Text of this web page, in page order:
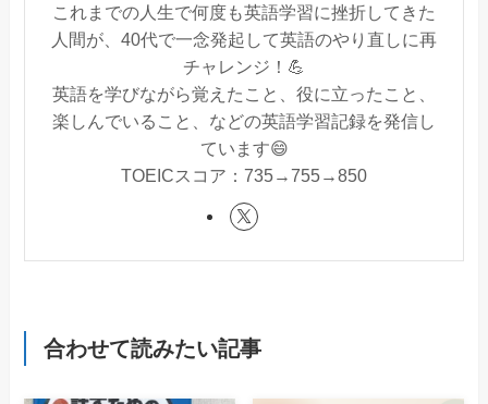
これまでの人生で何度も英語学習に挫折してきた
人間が、40代で一念発起して英語のやり直しに再
チャレンジ！💪
英語を学びながら覚えたこと、役に立ったこと、
楽しんでいること、などの英語学習記録を発信し
ています😄
TOEICスコア：735→755→850
合わせて読みたい記事